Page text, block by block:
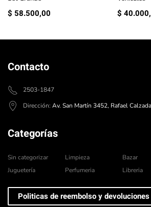
$ 58.500,00 $
Contacto
2503-1847
Dirección: Av. San Martín 3452, Rafael
Categorías
Sin categorizar
Juguetería
Limpieza
Perfumeria
Bazar
Libreria
Politicas de reembolso y devoluciones